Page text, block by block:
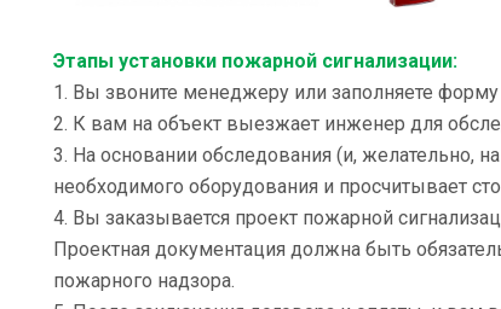
Этапы установки пожарной сигнализации:
1. Вы звоните менеджеру или заполняете форму
2. К вам на объект выезжает инженер для
3. На основании обследования (и, желательно,
необходимого оборудования и просчитывает
4. Вы заказывается проект пожарной
Проектная документация должна быть
пожарного надзора.